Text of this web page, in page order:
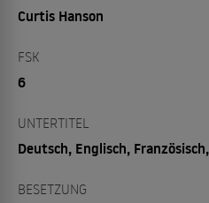
Curtis Hanson
FSK
6
UNTERTITEL
Deutsch, Englisch,
BESETZUNG